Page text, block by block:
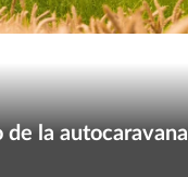
de la autocaravana